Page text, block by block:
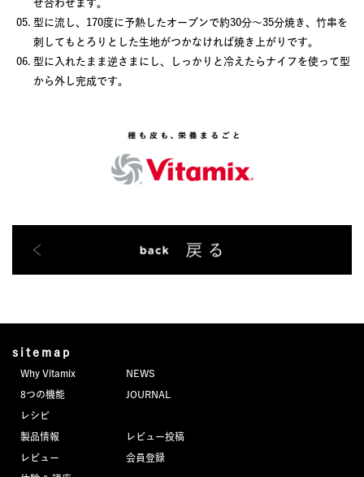
ぜ合わせます。
型に流し、170度に予熱したオーブンで約30分〜35分焼き、竹串を
刺してもとろりとした生地がつかなければ焼き上がりです。
型に入れたまま逆さまにし、しっかりと冷えたらナイフを使って型
から外し完成です。
sitemap
Why Vitamix
8つの機能
レシピ
製品情報
レビュー
NEWS
JOURNAL
レビュー投稿
会員登録